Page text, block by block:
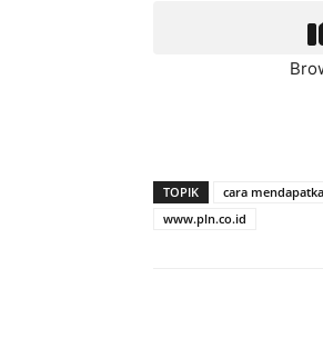
TOPIK cara
www.pln.co.id